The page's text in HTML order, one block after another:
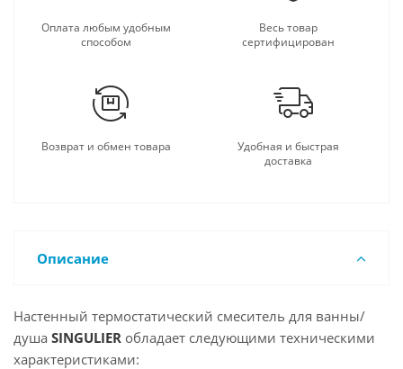
Оплата любым удобным
способом
Весь товар
сертифицирован
Возврат и обмен товара
Удобная и быстрая
доставка
Описание
Настенный термостатический смеситель для ванны/
душа SINGULIER обладает следующими техническими
характеристиками: